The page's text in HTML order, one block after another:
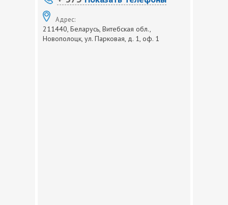
Адрес:
211440, Беларусь, Витебская обл.,
Новополоцк, ул. Парковая, д. 1, оф. 1